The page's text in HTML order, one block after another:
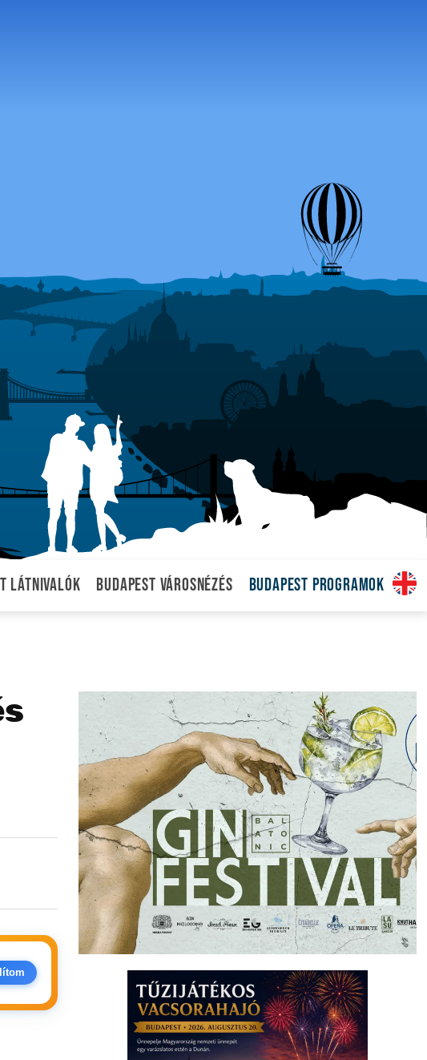
látnivalók Budapest városnézés Budapest programok